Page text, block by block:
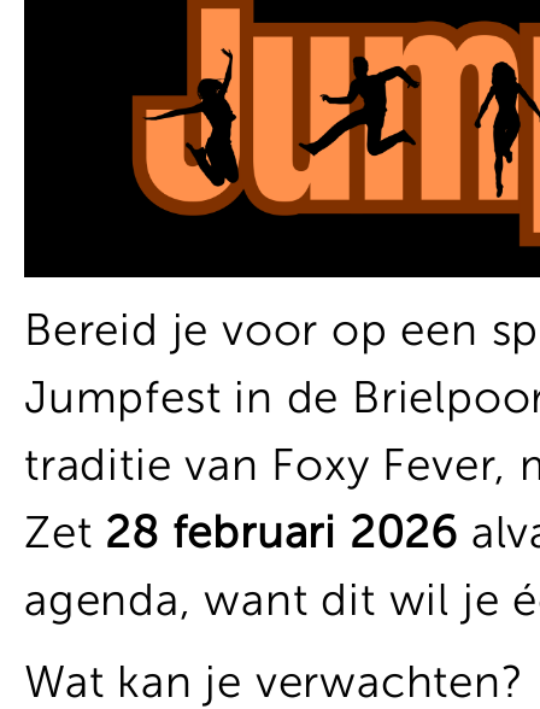
Bereid je voor op een
Jumpfest in de
traditie van Foxy Fever,
Zet 28 februari 2026
agenda, want dit wil je
Wat kan je verwachten?